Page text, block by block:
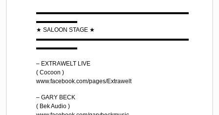
▬▬▬▬▬▬▬▬▬▬▬▬▬▬▬▬▬▬▬▬▬▬▬▬▬▬
▬▬▬▬▬▬▬
★ SALOON STAGE ★
▬▬▬▬▬▬▬▬▬▬▬▬▬▬▬▬▬▬▬▬▬▬▬▬▬▬
▬▬▬▬▬▬▬
– EXTRAWELT LIVE
( Cocoon )
www.facebook.com/pages/Extrawelt
– GARY BECK
( Bek Audio )